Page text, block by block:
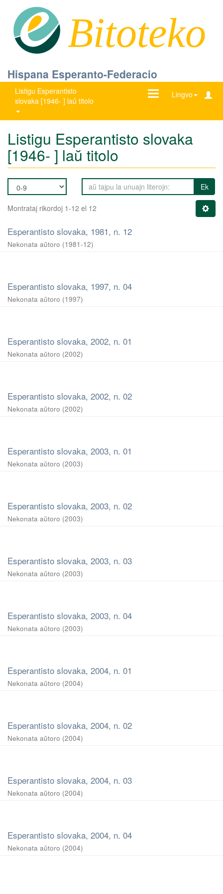
Bitoteko
Hispana Esperanto-Federacio
Listigu Esperantisto
slovaka [1946- ] laŭ titolo
Lingvo
Ŝanĝu
Listigu Esperantisto slovaka
[1946- ] laŭ titolo
Ek
Montrataj rikordoj 1-12 el 12
Esperantisto slovaka, 1981, n. 12
Nekonata aŭtoro (1981-12)
Esperantisto slovaka, 1997, n. 04
Nekonata aŭtoro (1997)
Esperantisto slovaka, 2002, n. 01
Nekonata aŭtoro (2002)
Esperantisto slovaka, 2002, n. 02
Nekonata aŭtoro (2002)
Esperantisto slovaka, 2003, n. 01
Nekonata aŭtoro (2003)
Esperantisto slovaka, 2003, n. 02
Nekonata aŭtoro (2003)
Esperantisto slovaka, 2003, n. 03
Nekonata aŭtoro (2003)
Esperantisto slovaka, 2003, n. 04
Nekonata aŭtoro (2003)
Esperantisto slovaka, 2004, n. 01
Nekonata aŭtoro (2004)
Esperantisto slovaka, 2004, n. 02
Nekonata aŭtoro (2004)
Esperantisto slovaka, 2004, n. 03
Nekonata aŭtoro (2004)
Esperantisto slovaka, 2004, n. 04
Nekonata aŭtoro (2004)